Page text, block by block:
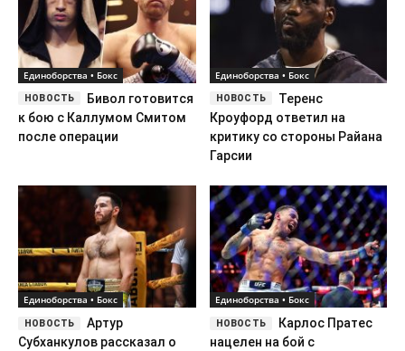
Единоборства • Бокс
Бивол готовится
к бою с Каллумом Смитом
после операции
Единоборства • Бокс
Теренс
Кроуфорд ответил на
критику со стороны Райана
Гарсии
Единоборства • Бокс
Артур
Субханкулов рассказал о
Единоборства • Бокс
Карлос Пратес
нацелен на бой с